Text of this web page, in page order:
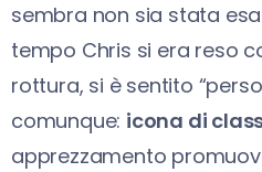
sembra non sia stata
tempo Chris si era reso
rottura, si è sentito
comunque: icona di
apprezzamento